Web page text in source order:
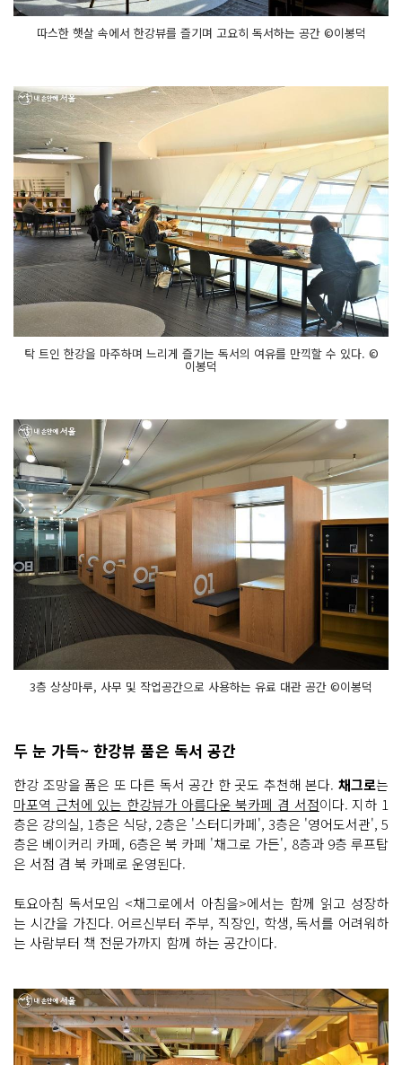
따스한 햇살 속에서 한강뷰를 즐기며 고요히 독서하는 공간 ©이봉덕
탁 트인 한강을 마주하며 느리게 즐기는 독서의 여유를 만끽할 수 있다. ©
이봉덕
3층 상상마루, 사무 및 작업공간으로 사용하는 유료 대관 공간 ©이봉덕
두 눈 가득~ 한강뷰 품은 독서 공간
한강 조망을 품은 또 다른 독서 공간 한 곳도 추천해 본다. 채그로는
마포역 근처에 있는 한강뷰가 아름다운 북카페 겸 서점이다. 지하 1
층은 강의실, 1층은 식당, 2층은 '스터디카페', 3층은 '영어도서관', 5
층은 베이커리 카페, 6층은 북 카페 '채그로 가든', 8층과 9층 루프탑
은 서점 겸 북 카페로 운영된다.
토요아침 독서모임 <채그로에서 아침을>에서는 함께 읽고 성장하
는 시간을 가진다. 어르신부터 주부, 직장인, 학생, 독서를 어려워하
는 사람부터 책 전문가까지 함께 하는 공간이다.